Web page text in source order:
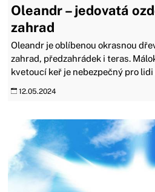
Oleandr – jedovatá
zahrad
Oleandr je oblíbenou okrasnou
zahrad, předzahrádek i teras.
kvetoucí keř je nebezpečný pro
12.05.2024